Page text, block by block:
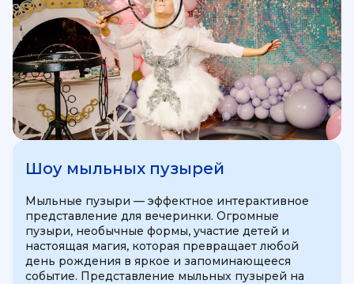
Шоу мыльных пузырей
Мыльные пузыри — эффектное интерактивное
представление для вечеринки. Огромные
пузыри, необычные формы, участие детей и
настоящая магия, которая превращает любой
день рождения в яркое и запоминающееся
событие. Представление мыльных пузырей на